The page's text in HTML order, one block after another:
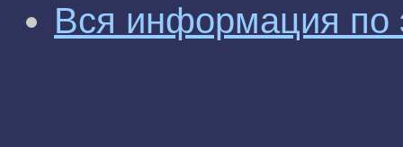
Вся информация по